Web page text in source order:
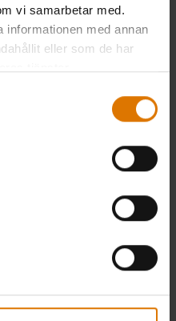
vi samarbetar med.
informationen med annan
eller som de har
(18)
inkl. moms ex. fraktomkostnader